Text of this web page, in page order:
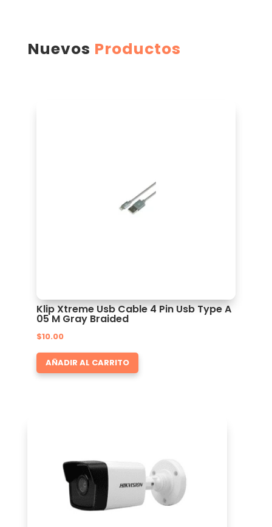
Nuevos Productos
Klip Xtreme Usb Cable 4 Pin Usb Type A
05 M Gray Braided
$10.00
AÑADIR AL CARRITO